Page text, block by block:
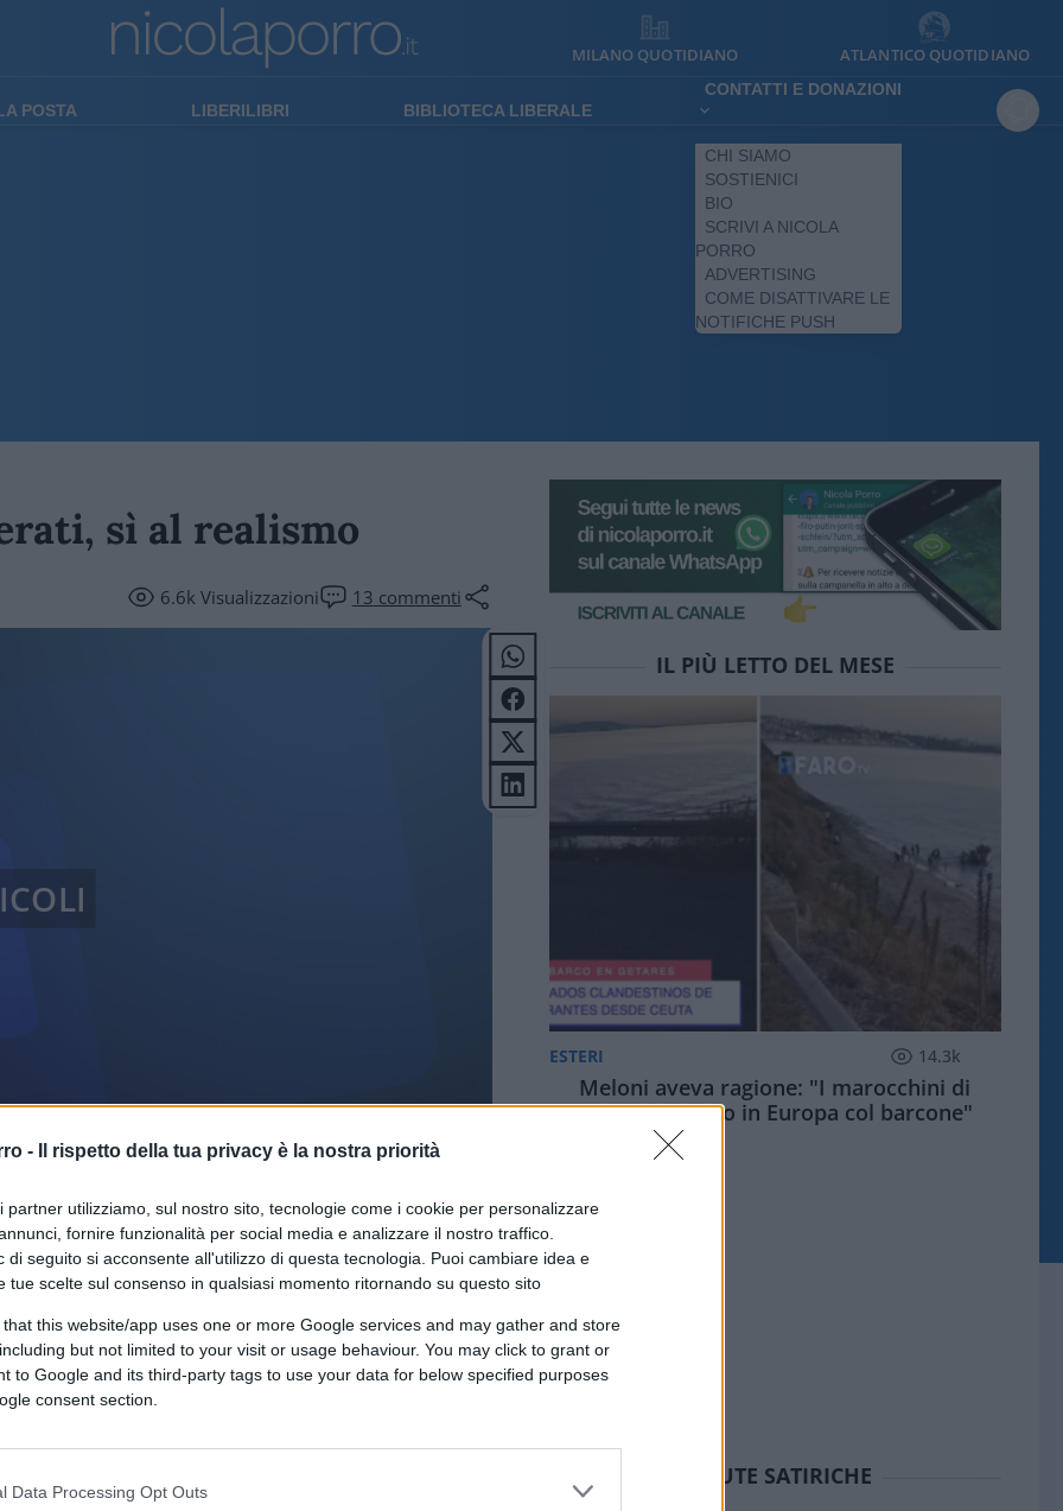
- Il rispetto della tua privacy è la nostra priorità
partner utilizziamo, sul nostro sito, tecnologie come i cookie per personalizzare
fornire funzionalità per social media e analizzare il nostro traffico.
di seguito si acconsente all'utilizzo di questa tecnologia. Puoi cambiare idea e
tue scelte sul consenso in qualsiasi momento ritornando su questo sito
that this website/app uses one or more Google services and may gather and store
but not limited to your visit or usage behaviour. You may click to grant or
to Google and its third-party tags to use your data for below specified purposes
consent section.
Data Processing Opt Outs
MILANO QUOTIDIANO ATLANTICO QUOTIDIANO
POSTA LIBERILIBRI BIBLIOTECA LIBERALE
CONTATTI E DONAZIONI
CHI SIAMO
SOSTIENICI
BIO
SCRIVI A NICOLA
PORRO
ADVERTISING
COME DISATTIVARE LE
NOTIFICHE PUSH
sì al realismo
6.6kVisualizzazioni 13 commenti
su Google CLICCA QUI
centro) discuta sul proprio futuro è non
ben venga se lo comincia a fare ora, dopo
si erano irrealisticamente caricate
una sua sostanziale tenuta. In
molto prima, già all’epoca in cui
Ma tant’ è! Meglio tardi che
IL PIÙ LETTO DEL MESE
ESTERI 14.3k
Meloni aveva ragione: "I marocchini di
Ceuta sbarcano in Europa col barcone"
SEDUTE SATIRICHE